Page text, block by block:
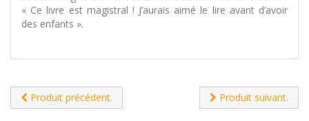
« Ce livre est magistral ! J’aurais aimé le lire avant d’avoir
des enfants ».
Produit précédent. Produit suivant.